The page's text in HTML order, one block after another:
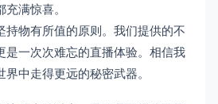
满惊喜。
持物有所值的原则。我们提供的不
是一次次难忘的直播体验。相信我
中走得更远的秘密武器。